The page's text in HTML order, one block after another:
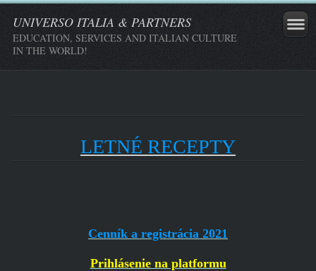
UNIVERSO ITALIA & PARTNERS
EDUCATION, SERVICES AND ITALIAN CULTURE
IN THE WORLD!
LETNÉ RECEPTY
Cenník a registrácia 2021
Prihlásenie na platformu